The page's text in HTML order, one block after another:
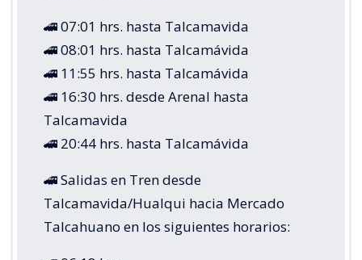
🚄 07:01 hrs. hasta Talcamavida
🚄 08:01 hrs. hasta Talcamávida
🚄 11:55 hrs. hasta Talcamávida
🚄 16:30 hrs. desde Arenal hasta
Talcamavida
🚄 20:44 hrs. hasta Talcamávida
🚄 Salidas en Tren desde
Talcamavida/Hualqui hacia Mercado
Talcahuano en los siguientes horarios: